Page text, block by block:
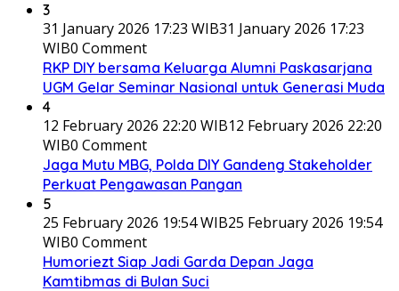
3
31 January 2026 17:23 WIB31 January 2026 17:23
WIB0 Comment
RKP DIY bersama Keluarga Alumni Paskasarjana
UGM Gelar Seminar Nasional untuk Generasi Muda
4
12 February 2026 22:20 WIB12 February 2026 22:20
WIB0 Comment
Jaga Mutu MBG, Polda DIY Gandeng Stakeholder
Perkuat Pengawasan Pangan
5
25 February 2026 19:54 WIB25 February 2026 19:54
WIB0 Comment
Humoriezt Siap Jadi Garda Depan Jaga
Kamtibmas di Bulan Suci